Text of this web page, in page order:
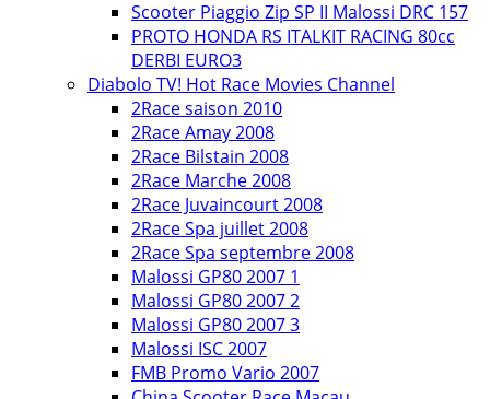
Scooter Piaggio Zip SP II Malossi DRC 157
PROTO HONDA RS ITALKIT RACING 80cc
DERBI EURO3
Diabolo TV! Hot Race Movies Channel
2Race saison 2010
2Race Amay 2008
2Race Bilstain 2008
2Race Marche 2008
2Race Juvaincourt 2008
2Race Spa juillet 2008
2Race Spa septembre 2008
Malossi GP80 2007 1
Malossi GP80 2007 2
Malossi GP80 2007 3
Malossi ISC 2007
FMB Promo Vario 2007